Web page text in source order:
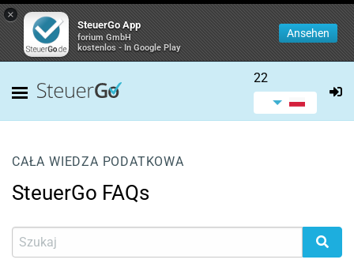
×
SteuerGo App
forium GmbH
kostenlos - In Google Play
Ansehen
22
CAŁA WIEDZA PODATKOWA
SteuerGo FAQs